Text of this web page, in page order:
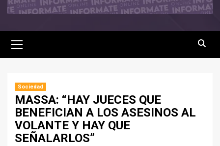
Sociedad
MASSA: “HAY JUECES QUE
BENEFICIAN A LOS ASESINOS AL
VOLANTE Y HAY QUE
SEÑALARLOS”